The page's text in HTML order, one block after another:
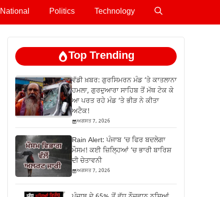
National Politics Technology
Top Trending
ਵੱਡੀ ਖ਼ਬਰ: ਗੁਰਸਿਮਰਨ ਮੰਡ ‘ਤੇ ਕਾਤਲਾਨਾ
ਹਮਲਾ, ਗੁਰਦੁਆਰਾ ਸਾਹਿਬ ਤੋਂ ਮੱਥ ਟੇਕ ਕੇ
ਆ ਪਰਤ ਰਹੇ ਮੰਡ ‘ਤੇ ਭੀੜ ਨੇ ਕੀਤਾ
ਅਟੈਕ!
ਅਗਸਤ 7, 2026
Rain Alert: ਪੰਜਾਬ ‘ਚ ਫਿਰ ਬਦਲੇਗਾ
ਮੌਸਮ! ਕਈ ਜ਼ਿਲ੍ਹਿਆਂ ‘ਚ ਭਾਰੀ ਬਾਰਿਸ਼
ਦੀ ਚੇਤਾਵਨੀ
ਅਗਸਤ 7, 2026